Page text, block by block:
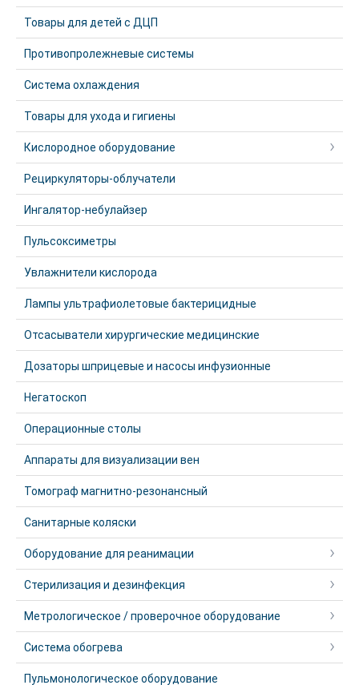
Товары для детей с ДЦП
Противопролежневые системы
Система охлаждения
Товары для ухода и гигиены
Кислородное оборудование
Рециркуляторы-облучатели
Ингалятор-небулайзер
Пульсоксиметры
Увлажнители кислорода
Лампы ультрафиолетовые бактерицидные
Отсасыватели хирургические медицинские
Дозаторы шприцевые и насосы инфузионные
Негатоскоп
Операционные столы
Аппараты для визуализации вен
Томограф магнитно-резонансный
Санитарные коляски
Оборудование для реанимации
Стерилизация и дезинфекция
Метрологическое / проверочное оборудование
Система обогрева
Пульмонологическое оборудование